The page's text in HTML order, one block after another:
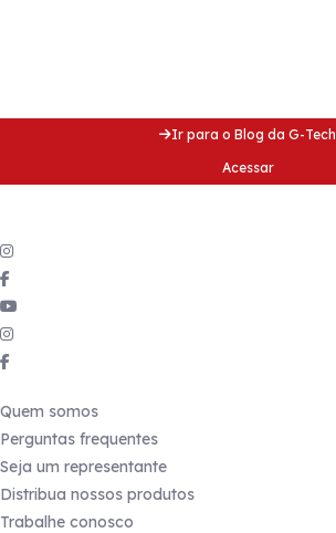
Ir para o Blog da G-Tech
Acessar
Quem somos
Perguntas frequentes
Seja um representante
Distribua nossos produtos
Trabalhe conosco